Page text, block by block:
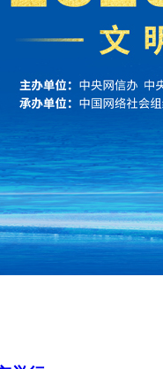
熊猫频道
新兵请入列
界杯 2026年冬奥会
生活体育大会 体育江湖
环境 一带一路 央博
云顶对话 云起